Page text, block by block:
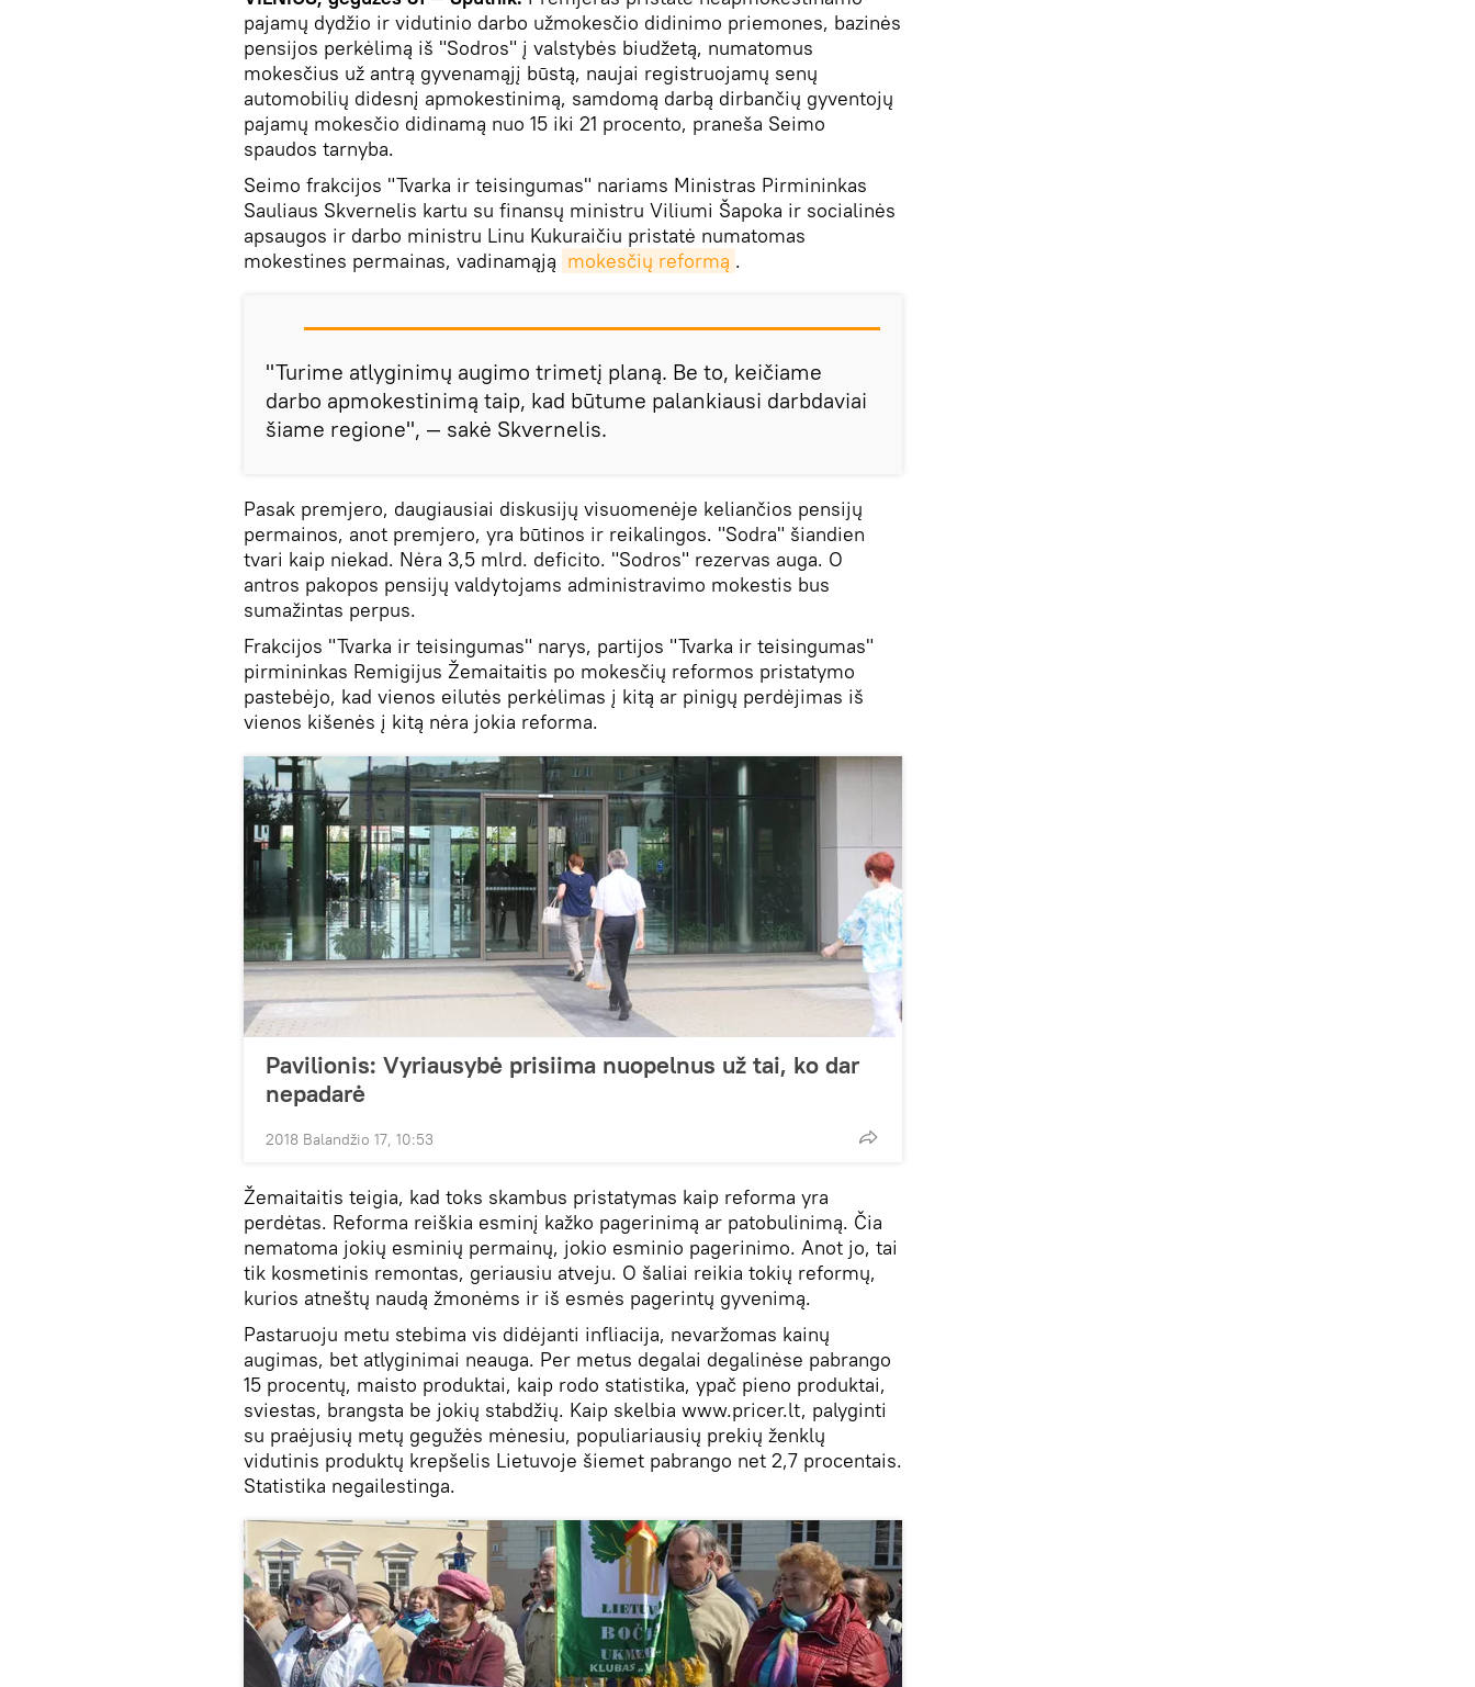
pajamų dydžio ir vidutinio darbo užmokesčio didinimo priemones, bazinės
pensijos perkėlimą iš "Sodros" į valstybės biudžetą, numatomus
mokesčius už antrą gyvenamąjį būstą, naujai registruojamų senų
automobilių didesnį apmokestinimą, samdomą darbą dirbančių gyventojų
pajamų mokesčio didinamą nuo 15 iki 21 procento, praneša Seimo
spaudos tarnyba.
Seimo frakcijos "Tvarka ir teisingumas" nariams Ministras Pirmininkas
Sauliaus Skvernelis kartu su finansų ministru Viliumi Šapoka ir socialinės
apsaugos ir darbo ministru Linu Kukuraičiu pristatė numatomas
mokestines permainas, vadinamąją mokesčių reformą .
"Turime atlyginimų augimo trimetį planą. Be to, keičiame
darbo apmokestinimą taip, kad būtume palankiausi darbdaviai
šiame regione", — sakė Skvernelis.
Pasak premjero, daugiausiai diskusijų visuomenėje keliančios pensijų
permainos, anot premjero, yra būtinos ir reikalingos. "Sodra" šiandien
tvari kaip niekad. Nėra 3,5 mlrd. deficito. "Sodros" rezervas auga. O
antros pakopos pensijų valdytojams administravimo mokestis bus
sumažintas perpus.
Frakcijos "Tvarka ir teisingumas" narys, partijos "Tvarka ir teisingumas"
pirmininkas Remigijus Žemaitaitis po mokesčių reformos pristatymo
pastebėjo, kad vienos eilutės perkėlimas į kitą ar pinigų perdėjimas iš
vienos kišenės į kitą nėra jokia reforma.
Pavilionis: Vyriausybė prisiima nuopelnus už tai, ko dar
nepadarė
2018 Balandžio 17, 10:53
Žemaitaitis teigia, kad toks skambus pristatymas kaip reforma yra
perdėtas. Reforma reiškia esminį kažko pagerinimą ar patobulinimą. Čia
nematoma jokių esminių permainų, jokio esminio pagerinimo. Anot jo, tai
tik kosmetinis remontas, geriausiu atveju. O šaliai reikia tokių reformų,
kurios atneštų naudą žmonėms ir iš esmės pagerintų gyvenimą.
Pastaruoju metu stebima vis didėjanti infliacija, nevaržomas kainų
augimas, bet atlyginimai neauga. Per metus degalai degalinėse pabrango
15 procentų, maisto produktai, kaip rodo statistika, ypač pieno produktai,
sviestas, brangsta be jokių stabdžių. Kaip skelbia www.pricer.lt, palyginti
su praėjusių metų gegužės mėnesiu, populiariausių prekių ženklų
vidutinis produktų krepšelis Lietuvoje šiemet pabrango net 2,7 procentais.
Statistika negailestinga.